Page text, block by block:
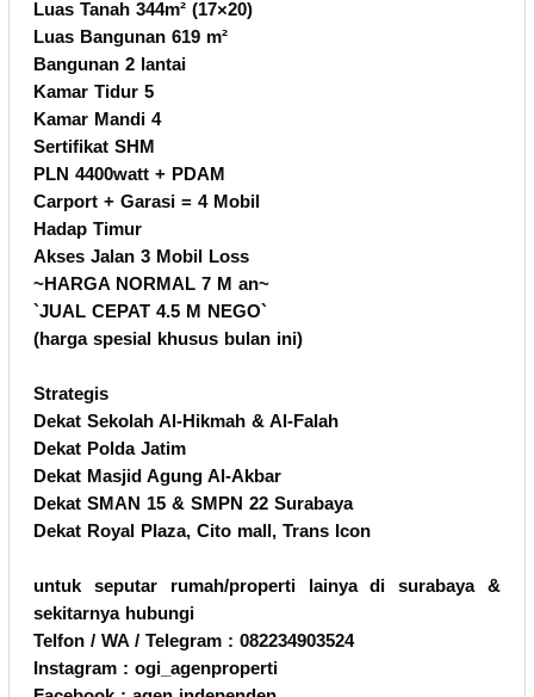
Luas Tanah 344m² (17×20)
Luas Bangunan 619 m²
Bangunan 2 lantai
Kamar Tidur 5
Kamar Mandi 4
Sertifikat SHM
PLN 4400watt + PDAM
Carport + Garasi = 4 Mobil
Hadap Timur
Akses Jalan 3 Mobil Loss
~HARGA NORMAL 7 M an~
`JUAL CEPAT 4.5 M NEGO`
(harga spesial khusus bulan ini)
Strategis
Dekat Sekolah Al-Hikmah & Al-Falah
Dekat Polda Jatim
Dekat Masjid Agung Al-Akbar
Dekat SMAN 15 & SMPN 22 Surabaya
Dekat Royal Plaza, Cito mall, Trans Icon
untuk seputar rumah/properti lainya di surabaya &
sekitarnya hubungi
Telfon / WA / Telegram : 082234903524
Instagram : ogi_agenproperti